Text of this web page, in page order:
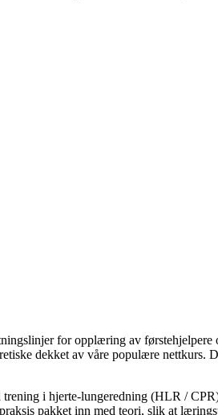
for opplæring av
dekket av våre populære
i hjerte-lungeredning (HLR /
pakket inn med teori, slik at